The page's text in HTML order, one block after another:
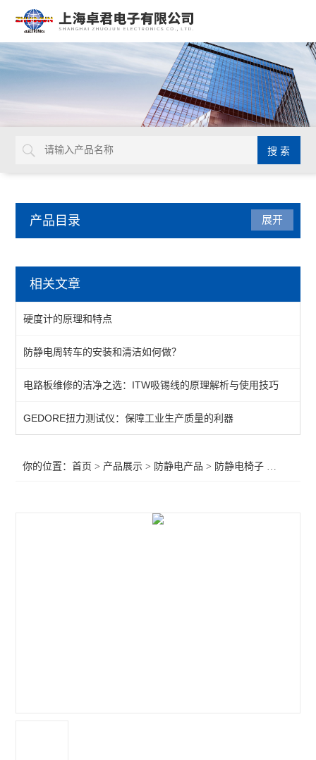
产品目录
防静电周转车
金属刷子
GORDON防静电刷子
防静电工作台
防静电椅子
展开
相关文章
硬度计的原理和特点
防静电周转车的安装和清洁如何做？
电路板维修的洁净之选：ITW吸锡线的原理解析与使用技巧
GEDORE扭力测试仪：保障工业生产质量的利器
你的位置：首页 > 产品展示 > 防静电产品 > 防静电椅子